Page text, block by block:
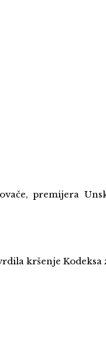
premijera
kršenje